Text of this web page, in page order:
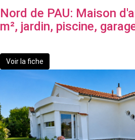
Nord de PAU: Maison
m², jardin, piscine,
Voir la fiche